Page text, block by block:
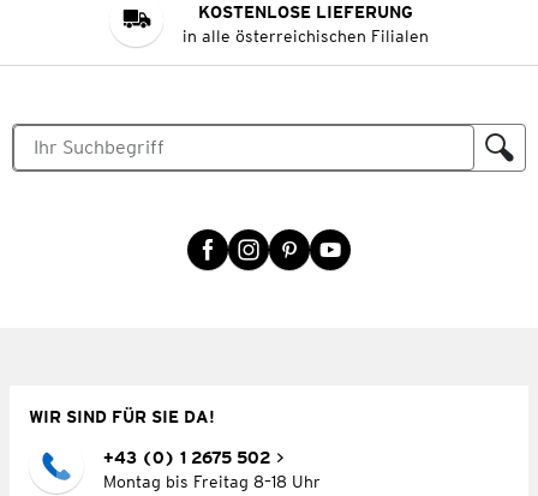
KOSTENLOSE LIEFERUNG
in alle österreichischen Filialen
WIR SIND FÜR SIE DA!
+43 (0) 1 2675 502
Montag bis Freitag 8–18 Uhr